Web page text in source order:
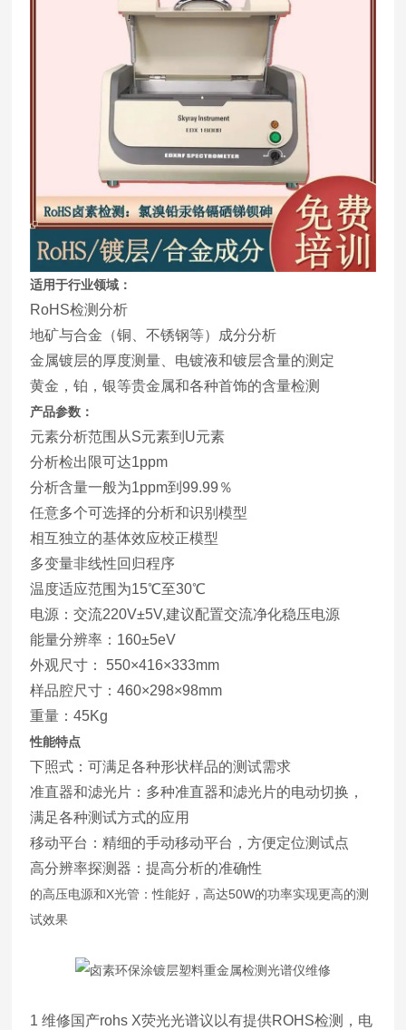
适用于行业领域：
RoHS检测分析
地矿与合金（铜、不锈钢等）成分分析
金属镀层的厚度测量、电镀液和镀层含量的测定
黄金，铂，银等贵金属和各种首饰的含量检测
产品参数：
元素分析范围从S元素到U元素
分析检出限可达1ppm
分析含量一般为1ppm到99.99％
任意多个可选择的分析和识别模型
相互独立的基体效应校正模型
多变量非线性回归程序
温度适应范围为15℃至30℃
电源：交流220V±5V,建议配置交流净化稳压电源
能量分辨率：160±5eV
外观尺寸： 550×416×333mm
样品腔尺寸：460×298×98mm
重量：45Kg
性能特点
下照式：可满足各种形状样品的测试需求
准直器和滤光片：多种准直器和滤光片的电动切换，
满足各种测试方式的应用
移动平台：精细的手动移动平台，方便定位测试点
高分辨率探测器：提高分析的准确性
的高压电源和X光管：性能好，高达50W的功率实现更高的测
试效果
1 维修国产rohs X荧光光谱议以有提供ROHS检测，电